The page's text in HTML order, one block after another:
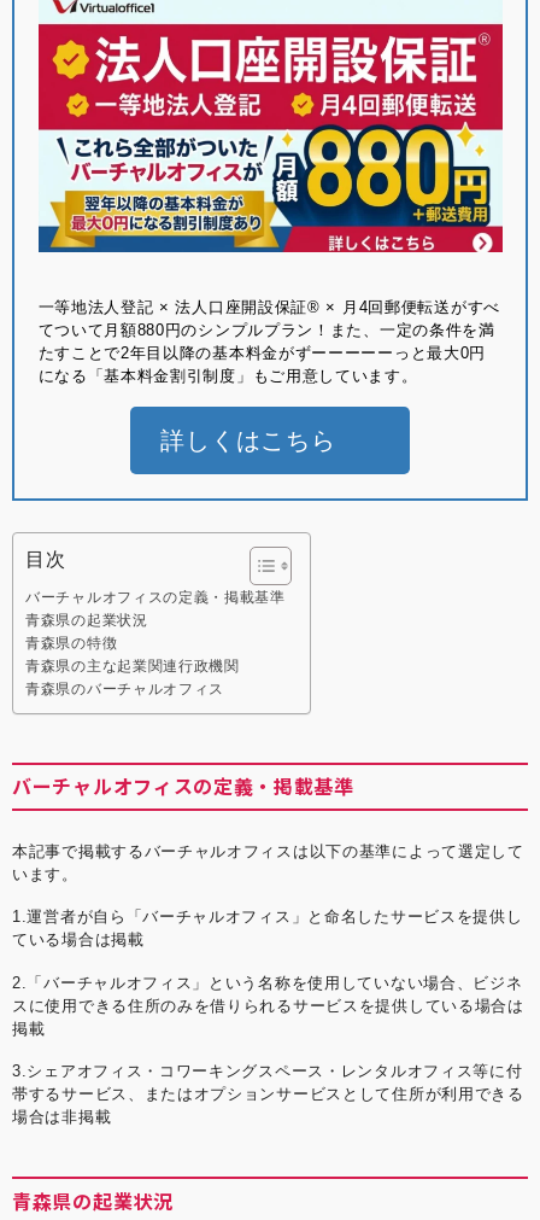
⼀等地法⼈登記 × 法⼈⼝座開設保証® × ⽉4回郵便転送がすべ
てついて月額880円のシンプルプラン！また、一定の条件を満
たすことで2年目以降の基本料金がずーーーーーっと最大0円
になる「基本料金割引制度」もご用意しています。
詳しくはこちら
目次
バーチャルオフィスの定義・掲載基準
青森県の起業状況
青森県の特徴
青森県の主な起業関連行政機関
青森県のバーチャルオフィス
バーチャルオフィスの定義・掲載基準
本記事で掲載するバーチャルオフィスは以下の基準によって選定して
います。
1.運営者が自ら「バーチャルオフィス」と命名したサービスを提供し
ている場合は掲載
2.「バーチャルオフィス」という名称を使用していない場合、ビジネ
スに使用できる住所のみを借りられるサービスを提供している場合は
掲載
3.シェアオフィス・コワーキングスペース・レンタルオフィス等に付
帯するサービス、またはオプションサービスとして住所が利用できる
場合は非掲載
青森県の起業状況